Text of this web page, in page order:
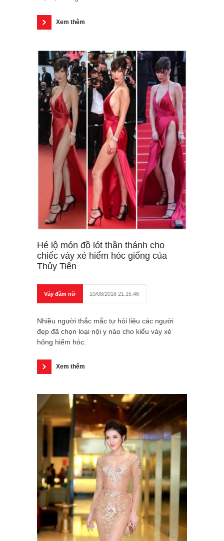
Xem thêm
Hé lộ món đồ lót thần thánh cho
chiếc váy xẻ hiểm hóc giống của
Thủy Tiên
Váy đầm nữ 10/08/2018 21:15:46
Nhiều người thắc mắc tự hỏi liệu các người
đẹp đã chọn loại nội y nào cho kiểu váy xẻ
hông hiểm hóc.
Xem thêm